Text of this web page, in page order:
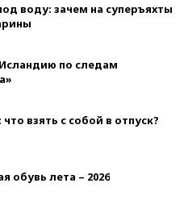
воду: зачем на суперъяхты
по следам
взять с собой в отпуск?
обувь лета – 2026